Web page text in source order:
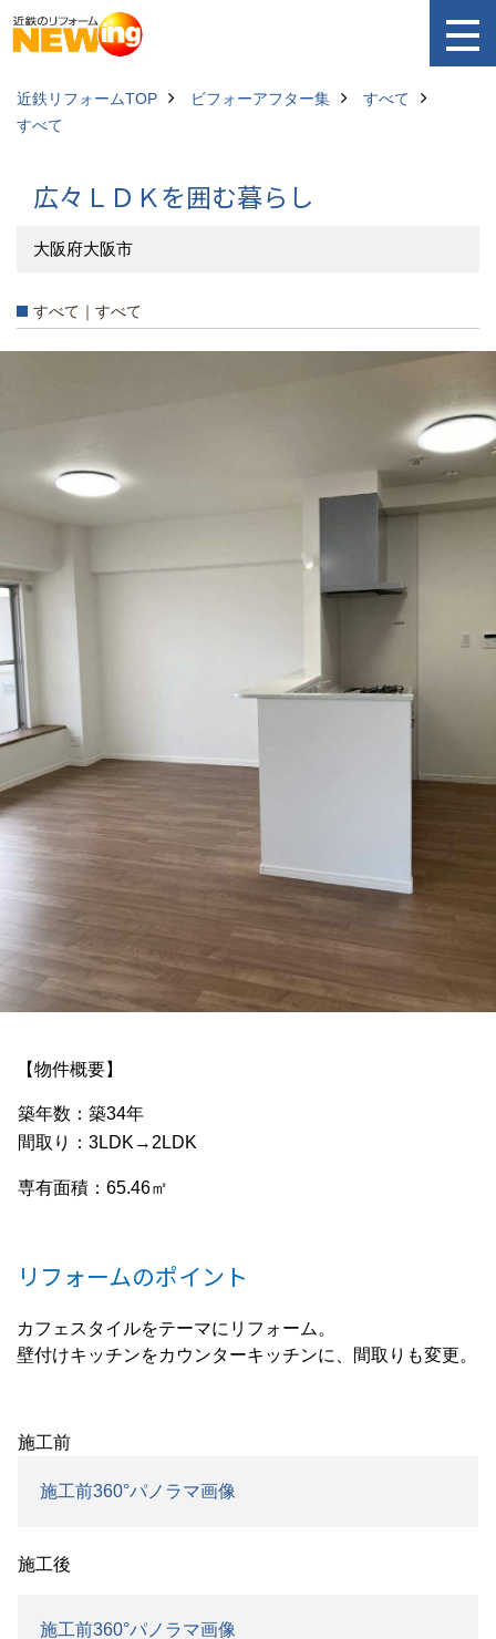
近鉄リフォームTOP ビフォーアフター集
すべて
すべて
広々ＬＤＫを囲む暮らし
大阪府大阪市
すべて｜すべて
【物件概要】
築年数：築34年
間取り：3LDK→2LDK
専有面積：65.46㎡
リフォームのポイント
カフェスタイルをテーマにリフォーム。
壁付けキッチンをカウンターキッチンに、間取りも変更。
施工前
施工前360°パノラマ画像
施工後
施工前360°パノラマ画像